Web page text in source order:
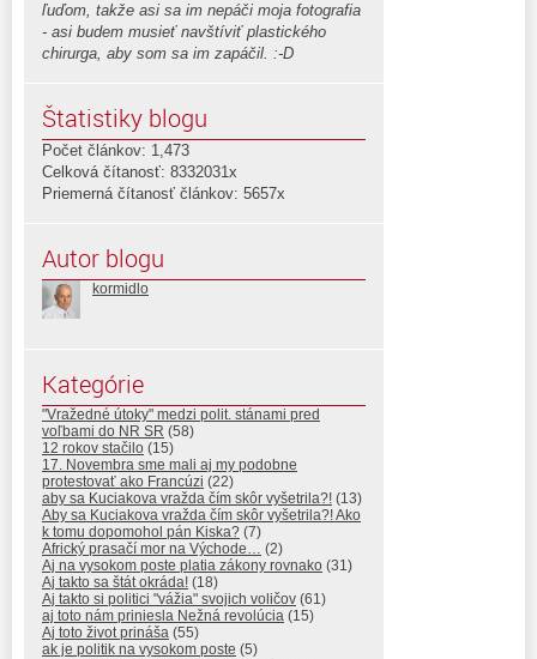
ľuďom, takže asi sa im nepáči moja fotografia
- asi budem musieť navštíviť plastického
chirurga, aby som sa im zapáčil. :-D
Štatistiky blogu
Počet článkov: 1,473
Celková čítanosť: 8332031x
Priemerná čítanosť článkov: 5657x
Autor blogu
kormidlo
Kategórie
"Vražedné útoky" medzi polit. stánami pred
voľbami do NR SR (58)
12 rokov stačilo (15)
17. Novembra sme mali aj my podobne
protestovať ako Francúzi (22)
aby sa Kuciakova vražda čím skôr vyšetrila?! (13)
Aby sa Kuciakova vražda čím skôr vyšetrila?! Ako
k tomu dopomohol pán Kiska? (7)
Africký prasačí mor na Východe… (2)
Aj na vysokom poste platia zákony rovnako (31)
Aj takto sa štát okráda! (18)
Aj takto si politici "vážia" svojich voličov (61)
aj toto nám priniesla Nežná revolúcia (15)
Aj toto život prináša (55)
ak je politik na vysokom poste (5)